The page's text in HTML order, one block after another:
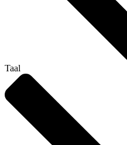
Taal